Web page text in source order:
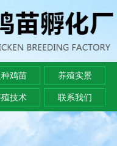
种鸡苗 养殖实景
殖技术 联系我们